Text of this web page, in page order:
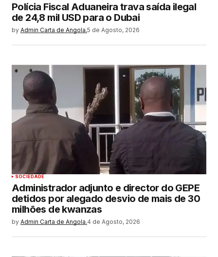
Polícia Fiscal Aduaneira trava saída ilegal
de 24,8 mil USD para o Dubai
by Admin Carta de Angola.5 de Agosto, 2026
SOCIEDADE
Administrador adjunto e director do GEPE
detidos por alegado desvio de mais de 30
milhões de kwanzas
by Admin Carta de Angola.4 de Agosto, 2026